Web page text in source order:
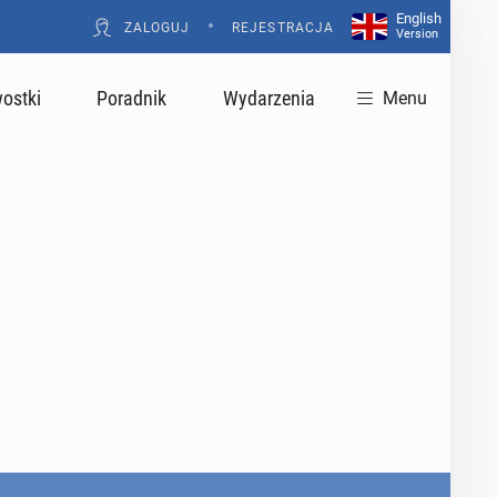
ZALOGUJ • REJESTRACJA
English
Version
Poradnik Wydarzenia Menu